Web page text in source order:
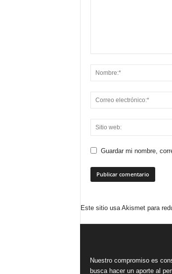
Guardar mi nombre,
Este sitio usa Akismet para
Nuestro compromiso es
busca hacer un aporte al